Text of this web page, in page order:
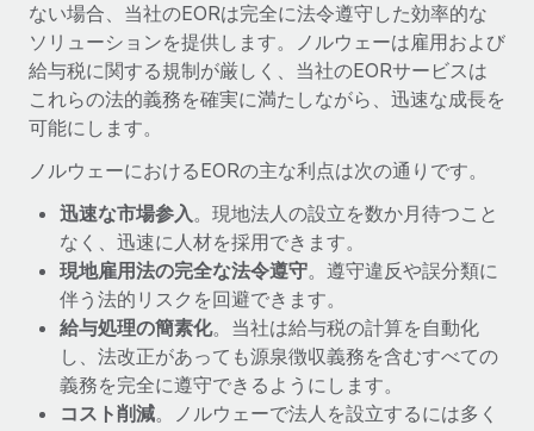
ム間で頻繁に移動しているためです。このため、自社のビジネス
を保護することは極めて重要です。...
詳細を見る
ない場合、当社のEORは完全に法令遵守した効率的な
ソリューションを提供します。ノルウェーは雇用および
給与税に関する規制が厳しく、当社のEORサービスは
これらの法的義務を確実に満たしながら、迅速な成長を
可能にします。
ノルウェーにおけるEORの主な利点は次の通りです。
迅速な市場参入 。現地法人の設立を数か月待つこと
なく、迅速に人材を採用できます。
現地雇用法の完全な法令遵守。遵守違反や誤分類に
伴う法的リスクを回避できます。
給与処理の簡素化。当社は給与税の計算を自動化
し、法改正があっても源泉徴収義務を含むすべての
義務を完全に遵守できるようにします。
コスト削減。ノルウェーで法人を設立するには多く